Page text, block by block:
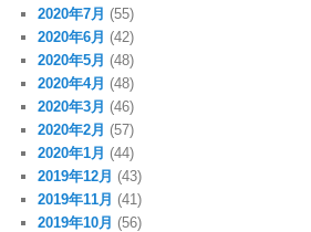
2020年7月 (55)
2020年6月 (42)
2020年5月 (48)
2020年4月 (48)
2020年3月 (46)
2020年2月 (57)
2020年1月 (44)
2019年12月 (43)
2019年11月 (41)
2019年10月 (56)